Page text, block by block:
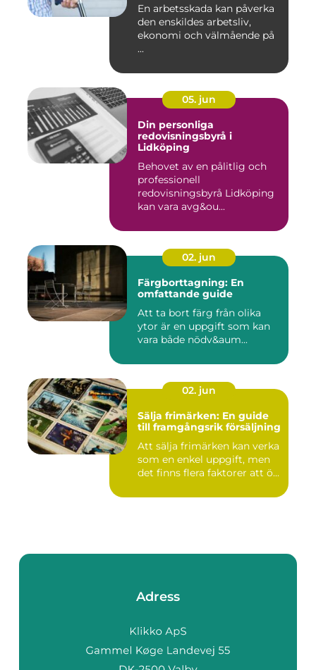
En arbetsskada kan påverka
den enskildes arbetsliv,
ekonomi och välmående på
...
05. jun
Din personliga
redovisningsbyrå i
Lidköping
Behovet av en pålitlig och
professionell
redovisningsbyrå Lidköping
kan vara avg&ou...
02. jun
Färgborttagning: En
omfattande guide
Att ta bort färg från olika
ytor är en uppgift som kan
vara både nödv&aum...
02. jun
Sälja frimärken: En guide
till framgångsrik försäljning
Att sälja frimärken kan verka
som en enkel uppgift, men
det finns flera faktorer att ö...
Adress